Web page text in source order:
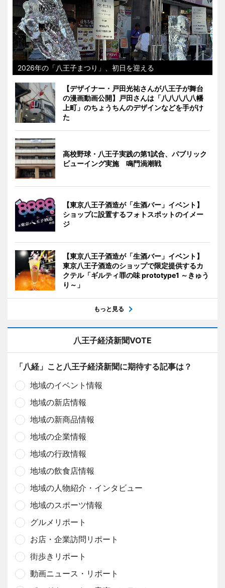
2026年の「八王子まつり」、初日を迎える
【デザイナー・戸田光祐さんが八王子が舞台
の漫画動画公開】戸田さんは「八八八八八幡
上町」のちょうちんのデザインなどを手がけ
た
高校野球・八王子実践の第1試合、パブリック
ビューイング実施 鳴門渦潮戦
【東京八王子酒造が「生酒バー」イベント】
ショップに設置するフォトスポットのイメー
ジ
【東京八王子酒造が「生酒バー」イベント】
東京八王子酒造のショップで限定提供するカ
クテル「ギルティ罪の味 prototype1 ～きゅう
り～」
もっと見る
八王子経済新聞VOTE
「八経」こと八王子経済新聞に期待する記事は？
地域のイベント情報
地域の新店情報
地域の新商品情報
地域の企業情報
地域の行政情報
地域の飲食店情報
地域の人物紹介・インタビュー
地域のスポーツ情報
グルメリポート
お店・企業訪問リポート
街歩きリポート
動画ニュース・リポート